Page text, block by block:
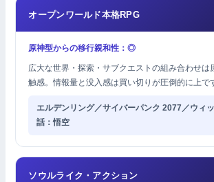
オープンワールド本格RPG
原神型からの移行親和性：◎
広大な世界・探索・サブクエストの組み合わせは
触感。情報量と没入感は買い切りが圧倒的に上で
エルデンリング／サイバーパンク 2077／ウィ
話：悟空
ソウルライク・アクション